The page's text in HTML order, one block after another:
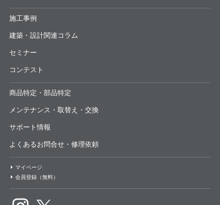
施工事例
建築・設計関連コラム
セミナー
コンテスト
商品特定・部品特定
メンテナンス・取替え・交換
サポート情報
よくあるお問合せ・修理依頼
マイページ
会員登録（無料）